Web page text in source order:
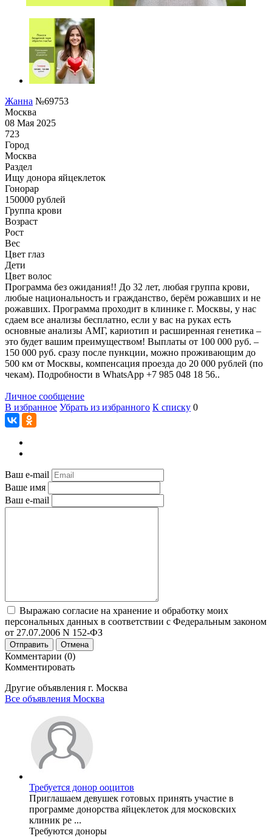
Жанна №69753
Москва
08 Мая 2025
723
Город
Москва
Раздел
Ищу донора яйцеклеток
Гонoрар
150000 рублей
Группа крови
Возраст
Рост
Вес
Цвет глаз
Дети
Цвет волос
Программа без ожидания!! До 32 лет, любая группа крови,
любые национальность и гражданство, берём рожавших и не
рожавших. Программа проходит в клинике г. Москвы, у нас
сдаем все анализы бесплатно, если у вас на руках есть
основные анализы АМГ, кариотип и расширенная генетика –
это будет вашим преимуществом! Выплаты от 100 000 руб. –
150 000 руб. сразу после пункции, можно проживающим до
500 км от Москвы, компенсация проезда до 20 000 рублей (по
чекам). Подробности в WhatsApp +7 985 048 18 56..
Личное сообщение
В избранное Убрать из избранного К списку 0
Ваш e-mail
Ваше имя
Ваш e-mail
Выражаю согласие на хранение и обработку моих
персональных данных в соответствии с Федеральным законом
от 27.07.2006 N 152-ФЗ
Отправить Отмена
Комментарии (0)
Комментировать
Другие объявления г. Москва
Все объявления Москва
Требуется донор ооцитов
Приглашаем девушек готовых принять участие в
программе донорства яйцеклеток для московских
клиник ре ...
Требуются доноры